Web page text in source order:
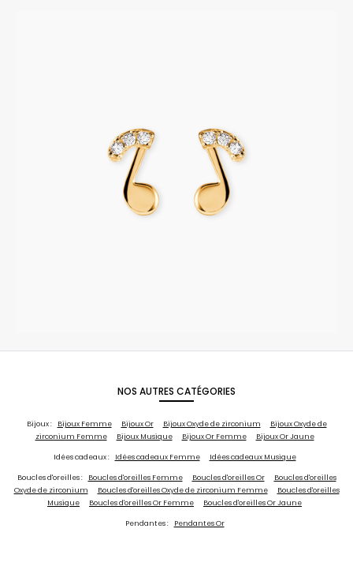
NOS AUTRES CATÉGORIES
Bijoux : Bijoux Femme Bijoux Or Bijoux Oxyde de zirconium
Bijoux Oxyde de
zirconium Femme
Bijoux Musique Bijoux Or Femme Bijoux Or Jaune
Idées cadeaux : Idées cadeaux Femme Idées cadeaux Musique
Boucles d'oreilles : Boucles d'oreilles Femme Boucles d'oreilles Or
Boucles d'oreilles
Oxyde de zirconium
Boucles d'oreilles Oxyde de zirconium Femme
Boucles d'oreilles
Musique
Boucles d'oreilles Or Femme Boucles d'oreilles Or Jaune
Pendantes : Pendantes Or